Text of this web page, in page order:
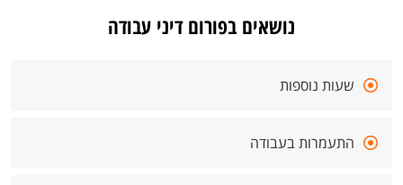
נושאים בפורום דיני עבודה
שעות נוספות
התעמרות בעבודה